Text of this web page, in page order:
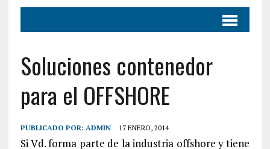
Soluciones contenedor
para el OFFSHORE
PUBLICADO POR: ADMIN 17 ENERO, 2014
Si Vd. forma parte de la industria offshore y tiene